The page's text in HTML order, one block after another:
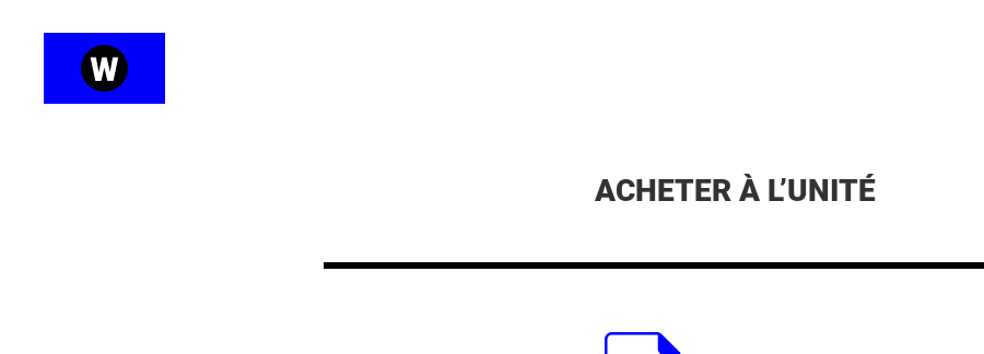
ACHETER À L’UNITÉ